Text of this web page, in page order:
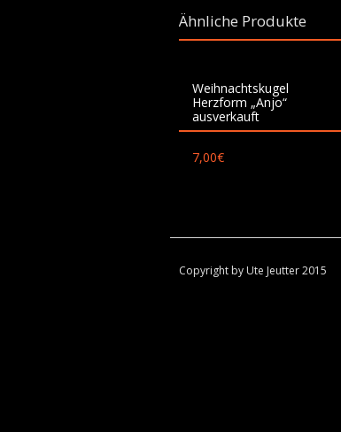
Ähnliche Produkte
Weihnachtskugel
Herzform „Anjo“
ausverkauft
7,00€
Copyright by Ute Jeutter 2015